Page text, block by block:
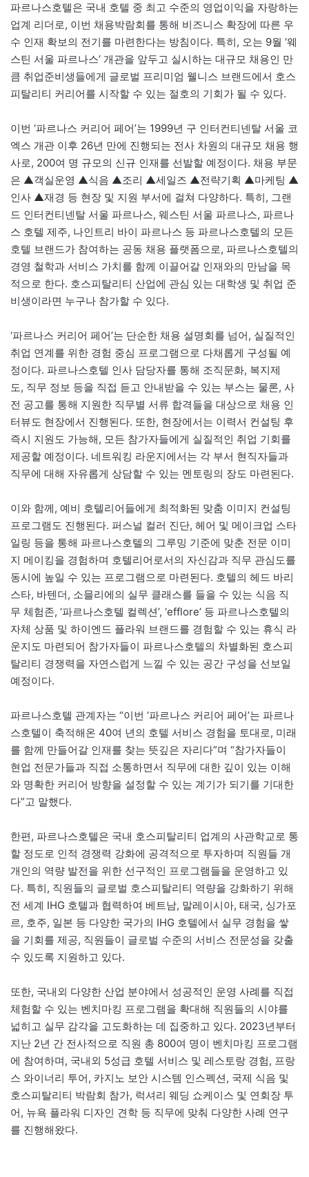
파르나스호텔은 국내 호텔 중 최고 수준의 영업이익을 자랑하는
업계 리더로, 이번 채용박람회를 통해 비즈니스 확장에 따른 우
수 인재 확보의 전기를 마련한다는 방침이다. 특히, 오는 9월 ‘웨
스틴 서울 파르나스’ 개관을 앞두고 실시하는 대규모 채용인 만
큼 취업준비생들에게 글로벌 프리미엄 웰니스 브랜드에서 호스
피탈리티 커리어를 시작할 수 있는 절호의 기회가 될 수 있다.
이번 ‘파르나스 커리어 페어’는 1999년 구 인터컨티넨탈 서울 코
엑스 개관 이후 26년 만에 진행되는 전사 차원의 대규모 채용 행
사로, 200여 명 규모의 신규 인재를 선발할 예정이다. 채용 부문
은 ▲객실운영 ▲식음 ▲조리 ▲세일즈 ▲전략기획 ▲마케팅 ▲
인사 ▲재경 등 현장 및 지원 부서에 걸쳐 다양하다. 특히, 그랜
드 인터컨티넨탈 서울 파르나스, 웨스틴 서울 파르나스, 파르나
스 호텔 제주, 나인트리 바이 파르나스 등 파르나스호텔의 모든
호텔 브랜드가 참여하는 공동 채용 플랫폼으로, 파르나스호텔의
경영 철학과 서비스 가치를 함께 이끌어갈 인재와의 만남을 목
적으로 한다. 호스피탈리티 산업에 관심 있는 대학생 및 취업 준
비생이라면 누구나 참가할 수 있다.
‘파르나스 커리어 페어’는 단순한 채용 설명회를 넘어, 실질적인
취업 연계를 위한 경험 중심 프로그램으로 다채롭게 구성될 예
정이다. 파르나스호텔 인사 담당자를 통해 조직문화, 복지제
도, 직무 정보 등을 직접 듣고 안내받을 수 있는 부스는 물론, 사
전 공고를 통해 지원한 직무별 서류 합격들을 대상으로 채용 인
터뷰도 현장에서 진행된다. 또한, 현장에서는 이력서 컨설팅 후
즉시 지원도 가능해, 모든 참가자들에게 실질적인 취업 기회를
제공할 예정이다. 네트워킹 라운지에서는 각 부서 현직자들과
직무에 대해 자유롭게 상담할 수 있는 멘토링의 장도 마련된다.
이와 함께, 예비 호텔리어들에게 최적화된 맞춤 이미지 컨설팅
프로그램도 진행된다. 퍼스널 컬러 진단, 헤어 및 메이크업 스타
일링 등을 통해 파르나스호텔의 그루밍 기준에 맞춘 전문 이미
지 메이킹을 경험하며 호텔리어로서의 자신감과 직무 관심도를
동시에 높일 수 있는 프로그램으로 마련된다. 호텔의 헤드 바리
스타, 바텐더, 소믈리에의 실무 클래스를 들을 수 있는 식음 직
무 체험존, ‘파르나스호텔 컬렉션’, ‘efflore’ 등 파르나스호텔의
자체 상품 및 하이엔드 플라워 브랜드를 경험할 수 있는 휴식 라
운지도 마련되어 참가자들이 파르나스호텔의 차별화된 호스피
탈리티 경쟁력을 자연스럽게 느낄 수 있는 공간 구성을 선보일
예정이다.
파르나스호텔 관계자는 “이번 ‘파르나스 커리어 페어’는 파르나
스호텔이 축적해온 40여 년의 호텔 서비스 경험을 토대로, 미래
를 함께 만들어갈 인재를 찾는 뜻깊은 자리다”며 “참가자들이
현업 전문가들과 직접 소통하면서 직무에 대한 깊이 있는 이해
와 명확한 커리어 방향을 설정할 수 있는 계기가 되기를 기대한
다”고 말했다.
한편, 파르나스호텔은 국내 호스피탈리티 업계의 사관학교로 통
할 정도로 인적 경쟁력 강화에 공격적으로 투자하며 직원들 개
개인의 역량 발전을 위한 선구적인 프로그램들을 운영하고 있
다. 특히, 직원들의 글로벌 호스피탈리티 역량을 강화하기 위해
전 세계 IHG 호텔과 협력하여 베트남, 말레이시아, 태국, 싱가포
르, 호주, 일본 등 다양한 국가의 IHG 호텔에서 실무 경험을 쌓
을 기회를 제공, 직원들이 글로벌 수준의 서비스 전문성을 갖출
수 있도록 지원하고 있다.
또한, 국내외 다양한 산업 분야에서 성공적인 운영 사례를 직접
체험할 수 있는 벤치마킹 프로그램을 확대해 직원들의 시야를
넓히고 실무 감각을 고도화하는 데 집중하고 있다. 2023년부터
지난 2년 간 전사적으로 직원 총 800여 명이 벤치마킹 프로그램
에 참여하며, 국내외 5성급 호텔 서비스 및 레스토랑 경험, 프랑
스 와이너리 투어, 카지노 보안 시스템 인스펙션, 국제 식음 및
호스피탈리티 박람회 참가, 럭셔리 웨딩 쇼케이스 및 연회장 투
어, 뉴욕 플라워 디자인 견학 등 직무에 맞춰 다양한 사례 연구
를 진행해왔다.